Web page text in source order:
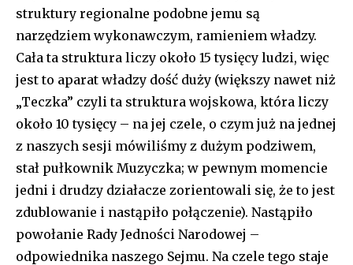
struktury regionalne podobne jemu są
narzędziem wykonawczym, ramieniem władzy.
Cała ta struktura liczy około 15 tysięcy ludzi, więc
jest to aparat władzy dość duży (większy nawet niż
„Teczka” czyli ta struktura wojskowa, która liczy
około 10 tysięcy – na jej czele, o czym już na jednej
z naszych sesji mówiliśmy z dużym podziwem,
stał pułkownik Muzyczka; w pewnym momencie
jedni i drudzy działacze zorientowali się, że to jest
zdublowanie i nastąpiło połączenie). Nastąpiło
powołanie Rady Jedności Narodowej –
odpowiednika naszego Sejmu. Na czele tego staje